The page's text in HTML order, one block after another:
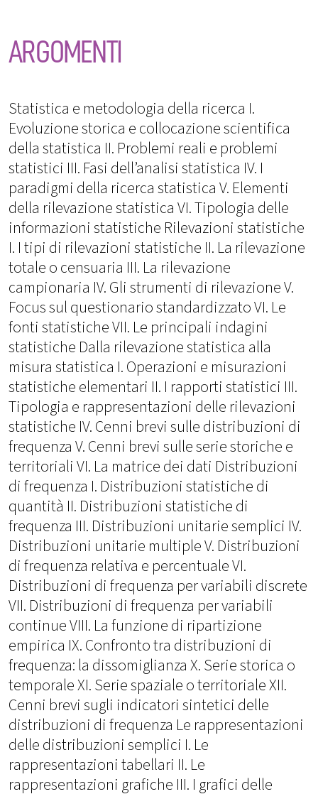
ARGOMENTI
Statistica e metodologia della ricerca I.
Evoluzione storica e collocazione scientifica
della statistica II. Problemi reali e problemi
statistici III. Fasi dell’analisi statistica IV. I
paradigmi della ricerca statistica V. Elementi
della rilevazione statistica VI. Tipologia delle
informazioni statistiche Rilevazioni statistiche
I. I tipi di rilevazioni statistiche II. La rilevazione
totale o censuaria III. La rilevazione
campionaria IV. Gli strumenti di rilevazione V.
Focus sul questionario standardizzato VI. Le
fonti statistiche VII. Le principali indagini
statistiche Dalla rilevazione statistica alla
misura statistica I. Operazioni e misurazioni
statistiche elementari II. I rapporti statistici III.
Tipologia e rappresentazioni delle rilevazioni
statistiche IV. Cenni brevi sulle distribuzioni di
frequenza V. Cenni brevi sulle serie storiche e
territoriali VI. La matrice dei dati Distribuzioni
di frequenza I. Distribuzioni statistiche di
quantità II. Distribuzioni statistiche di
frequenza III. Distribuzioni unitarie semplici IV.
Distribuzioni unitarie multiple V. Distribuzioni
di frequenza relativa e percentuale VI.
Distribuzioni di frequenza per variabili discrete
VII. Distribuzioni di frequenza per variabili
continue VIII. La funzione di ripartizione
empirica IX. Confronto tra distribuzioni di
frequenza: la dissomiglianza X. Serie storica o
temporale XI. Serie spaziale o territoriale XII.
Cenni brevi sugli indicatori sintetici delle
distribuzioni di frequenza Le rappresentazioni
delle distribuzioni semplici I. Le
rappresentazioni tabellari II. Le
rappresentazioni grafiche III. I grafici delle